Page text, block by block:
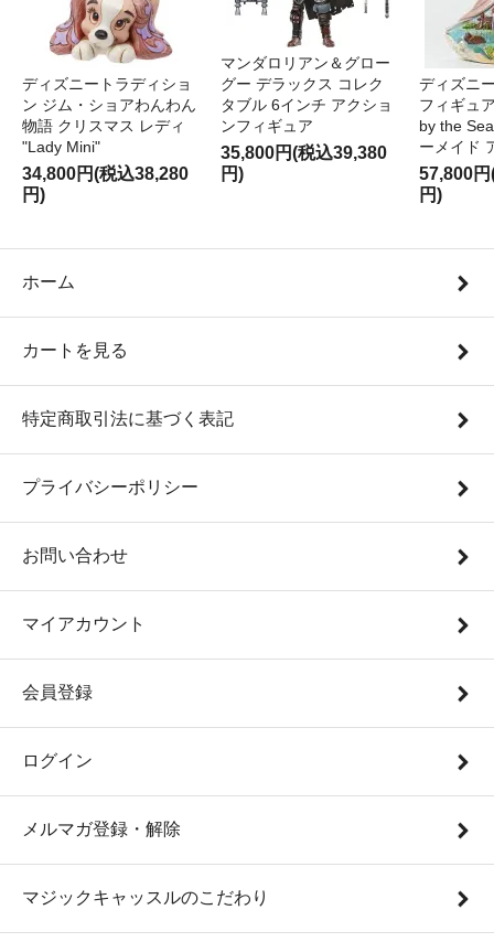
ディズニートラディショ
ン ジム・ショアわんわん
物語 クリスマス レディ
"Lady Mini"
34,800円(税込38,280
円)
マンダロリアン＆グロー
グー デラックス コレク
タブル 6インチ アクショ
ンフィギュア
35,800円(税込39,380
円)
ディズニ
フィギュ
by the
ーメイド
57,800
円)
ホーム
カートを見る
特定商取引法に基づく表記
プライバシーポリシー
お問い合わせ
マイアカウント
会員登録
ログイン
メルマガ登録・解除
マジックキャッスルのこだわり